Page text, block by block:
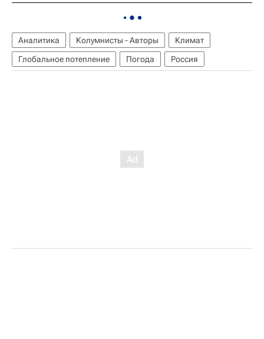
Аналитика Колумнисты - Авторы
Климат
Глобальное потепление
Погода Россия